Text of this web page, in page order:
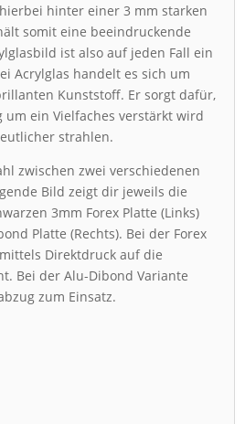
hinter einer 3 mm starken
somit eine beeindruckende
ist also auf jeden Fall ein
Acrylglas handelt es sich um
Kunststoff. Er sorgt dafür,
um ein Vielfaches verstärkt wird
strahlen.
zwischen zwei verschiedenen
Bild zeigt dir jeweils die
3mm Forex Platte (Links)
Platte (Rechts). Bei der Forex
Direktdruck auf die
Bei der Alu-Dibond Variante
zum Einsatz.